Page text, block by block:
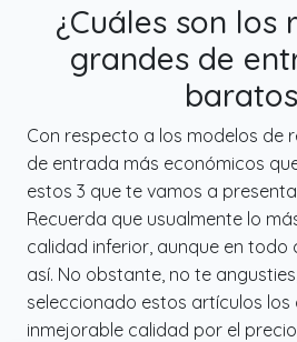
¿Cuáles son los
grandes de
Con respecto a los modelos de
de entrada más económicos
estos 3 que te vamos a
Recuerda que usualmente lo
calidad inferior, aunque en todo
así. No obstante, no te
seleccionado estos artículos los
inmejorable calidad por el